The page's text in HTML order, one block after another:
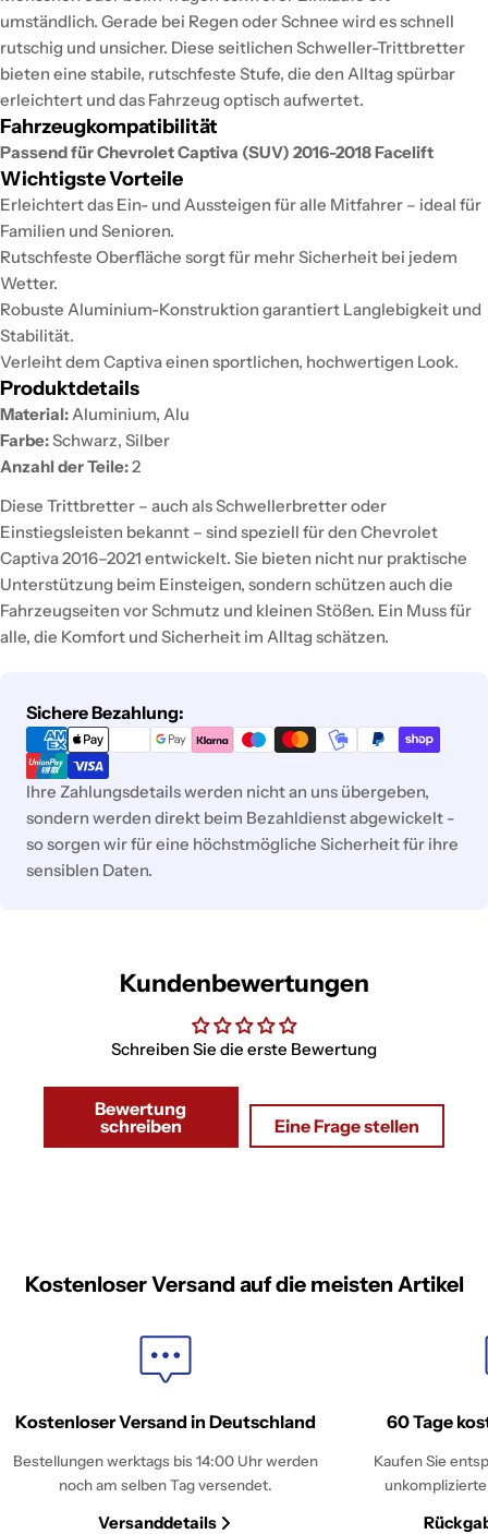
umständlich. Gerade bei Regen oder Schnee wird es schnell
rutschig und unsicher. Diese seitlichen Schweller-Trittbretter
bieten eine stabile, rutschfeste Stufe, die den Alltag spürbar
erleichtert und das Fahrzeug optisch aufwertet.
Fahrzeugkompatibilität
Passend für Chevrolet Captiva (SUV) 2016-2018 Facelift
Wichtigste Vorteile
Erleichtert das Ein- und Aussteigen für alle Mitfahrer – ideal für
Familien und Senioren.
Rutschfeste Oberfläche sorgt für mehr Sicherheit bei jedem
Wetter.
Robuste Aluminium-Konstruktion garantiert Langlebigkeit und
Stabilität.
Verleiht dem Captiva einen sportlichen, hochwertigen Look.
Produktdetails
Material:Aluminium, Alu
Farbe:Schwarz, Silber
Anzahl der Teile:2
Diese Trittbretter – auch als Schwellerbretter oder
Einstiegsleisten bekannt – sind speziell für den Chevrolet
Captiva 2016–2021 entwickelt. Sie bieten nicht nur praktische
Unterstützung beim Einsteigen, sondern schützen auch die
Fahrzeugseiten vor Schmutz und kleinen Stößen. Ein Muss für
alle, die Komfort und Sicherheit im Alltag schätzen.
Sichere Bezahlung:
Zahlungsmethoden
Ihre Zahlungsdetails werden nicht an uns übergeben,
sondern werden direkt beim Bezahldienst abgewickelt -
so sorgen wir für eine höchstmögliche Sicherheit für ihre
sensiblen Daten.
Kundenbewertungen
Schreiben Sie die erste Bewertung
Bewertung
schreiben
Eine Frage stellen
Kostenloser Versand auf die meisten Artikel
Kostenloser Versand in Deutschland
Bestellungen werktags bis 14:00 Uhr werden
noch am selben Tag versendet.
Versanddetails
60 Tage
Kaufen Sie